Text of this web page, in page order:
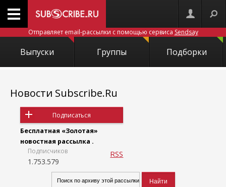
Отправляет email-рассылки с помощью сервиса Sendsay
Выпуски Группы Подборки
Новости Subscribe.Ru
Подписаться
Бесплатная «Золотая»
новостная рассылка .
Подписчиков
1.753.579
RSS